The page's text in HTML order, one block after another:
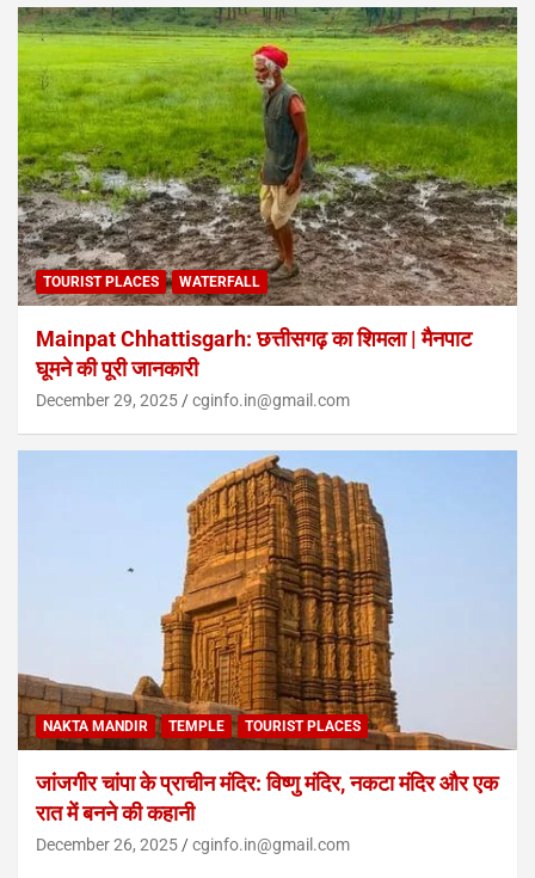
TOURIST PLACES WATERFALL
Mainpat Chhattisgarh: छत्तीसगढ़ का शिमला | मैनपाट
घूमने की पूरी जानकारी
December 29, 2025 cginfo.in@gmail.com
NAKTA MANDIR TEMPLE TOURIST PLACES
जांजगीर चांपा के प्राचीन मंदिर: विष्णु मंदिर, नकटा मंदिर और एक
रात में बनने की कहानी
December 26, 2025 cginfo.in@gmail.com